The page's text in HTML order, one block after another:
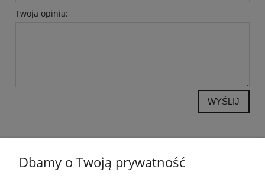
Twoja opinia:
WYŚLIJ
Dbamy o Twoją prywatność